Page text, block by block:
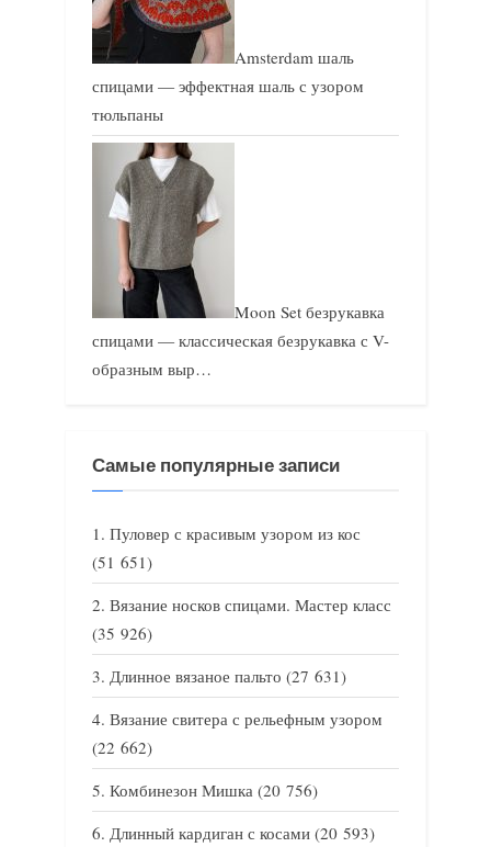
Amsterdam шаль
спицами — эффектная шаль с узором
тюльпаны
Moon Set безрукавка
спицами — классическая безрукавка с V-
образным выр…
Самые популярные записи
Пуловер с красивым узором из кос
(51 651)
Вязание носков спицами. Мастер класс
(35 926)
Длинное вязаное пальто (27 631)
Вязание свитера с рельефным узором
(22 662)
Комбинезон Мишка (20 756)
Длинный кардиган с косами (20 593)